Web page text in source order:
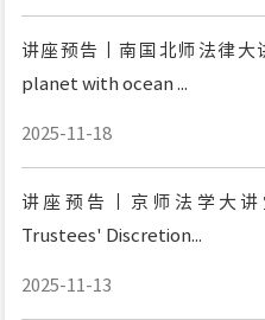
讲座预告丨南国北师法律大
planet with ocean ...
2025-11-18
讲座预告丨京师法学大
Trustees' Discretion...
2025-11-13